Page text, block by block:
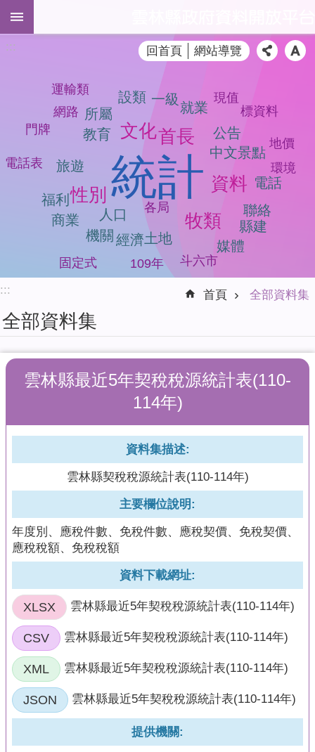
跳到主要內容區塊
部
檢
擬
系
統
練
程
加
值
型
回
首
頁
網
站
導
覽
::: 回首頁 網站導覽
統計
文化首長
性別
資料
牧類
人口
旅遊
中文景點
公告
教育
土地
就業
經濟
福利
所屬
一級
機關
聯絡
電話
商業 縣建
設類
媒體
環境
各局
網路
電話表
109年
現值
地價
斗六市
門牌
標資料
運輸類
固定式
::: 首頁 全部資料集
全部資料集
雲林縣最近5年契稅稅源統計表(110-
114年)
資料集描述:
雲林縣契稅稅源統計表(110-114年)
主要欄位說明:
年度別、應稅件數、免稅件數、應稅契價、免稅契價、
應稅稅額、免稅稅額
資料下載網址:
XLSX 雲林縣最近5年契稅稅源統計表(110-114年)
CSV 雲林縣最近5年契稅稅源統計表(110-114年)
XML 雲林縣最近5年契稅稅源統計表(110-114年)
JSON 雲林縣最近5年契稅稅源統計表(110-114年)
提供機關: